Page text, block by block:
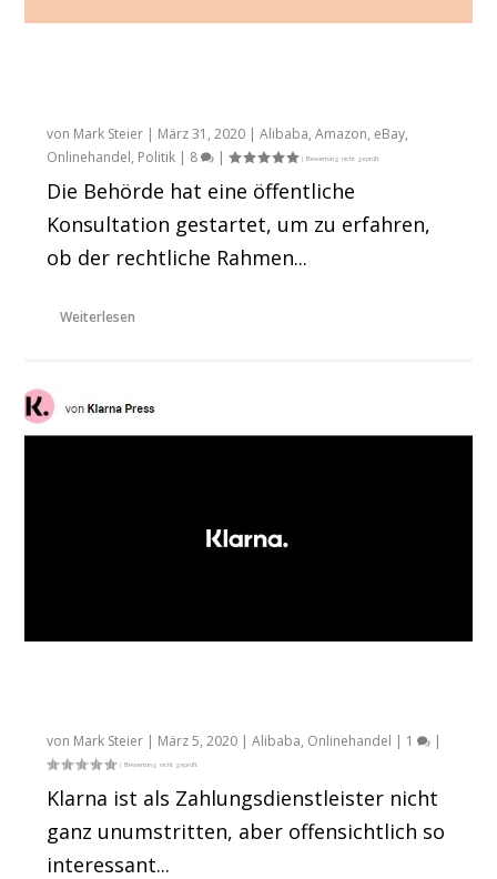
von Mark Steier | März 31, 2020 |Alibaba,Amazon, eBay,
Onlinehandel, Politik | 8 |
Die Behörde hat eine öffentliche
Konsultation gestartet, um zu erfahren,
ob der rechtliche Rahmen...
Weiterlesen
von Mark Steier | März 5, 2020 |Alibaba, Onlinehandel | 1 |
Klarna ist als Zahlungsdienstleister nicht
ganz unumstritten, aber offensichtlich so
interessant...